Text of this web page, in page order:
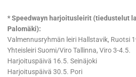
* Speedwayn harjoitusleirit (tiedustelut
Palomäki):
Valmennusryhmän leiri Hallstavik, Ruotsi
Yhteisleiri Suomi/Viro Tallinna, Viro 3-4.5.
Harjoituspäivä 16.5. Seinäjoki
Harjoituspäivä 30.5. Pori